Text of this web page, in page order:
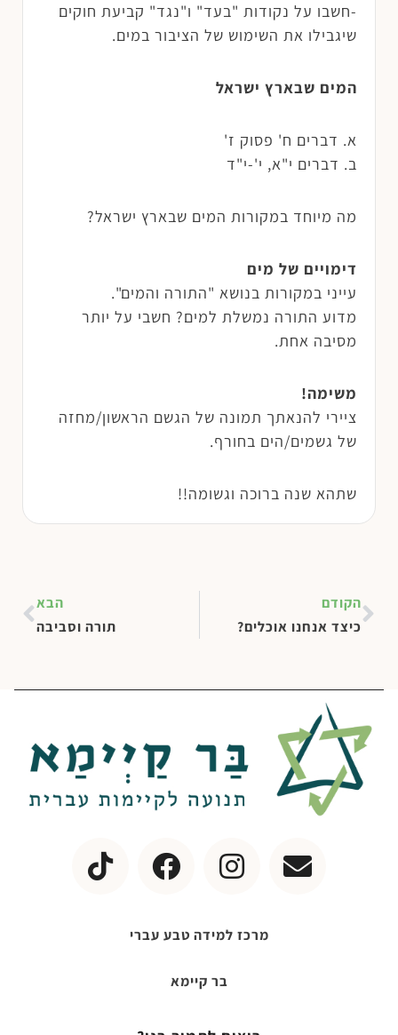
-חשבו על נקודות "בעד" ו"נגד" קביעת חוקים
שיגבילו את השימוש של הציבור במים.
המים שבארץ ישראל
א. דברים ח' פסוק ז'
ב. דברים י"א, י'-י"ד
מה מיוחד במקורות המים שבארץ ישראל?
דימויים של מים
עייני במקורות בנושא "התורה והמים".
מדוע התורה נמשלת למים? חשבי על יותר
מסיבה אחת.
משימה!
ציירי להנאתך תמונה של הגשם הראשון/מחזה
של גשמים/הים בחורף.
שתהא שנה ברוכה וגשומה!!
הקודם
כיצד אנחנו אוכלים?
הבא
תורה וסביבה
מרכז למידה טבע עברי
בר קיימא